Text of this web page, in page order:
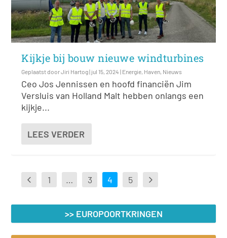
Kijkje bij bouw nieuwe windturbines
Geplaatst doorJiri Hartog| jul 15, 2024 | Energie, Haven, Nieuws
Ceo Jos Jennissen en hoofd financiën Jim
Versluis van Holland Malt hebben onlangs een
kijkje...
LEES VERDER
1 … 3 4 5
>> EUROPOORTKRINGEN